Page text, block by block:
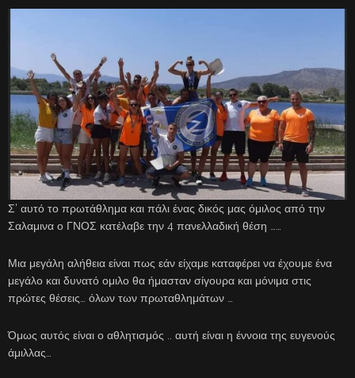
Σ’ αυτό το πρωτάθλημα και πάλι ένας δικός μας όμιλος από την
Σαλαμινα ο ΓΝΟΣ κατέλαβε την 4 πανελλαδική θέση ……
Μια μεγάλη αλήθεια είναι πως εάν είχαμε καταφέρει να έχουμε ένα
μεγάλο και δυνατό ομιλο θα ήμασταν σίγουρα και μόνιμα στις
πρώτες θέσεις… όλων των πρωταθλημάτων …
Όμως αυτός είναι ο αθλητισμός .. αυτή είναι η έννοια της ευγενούς
άμιλλας…